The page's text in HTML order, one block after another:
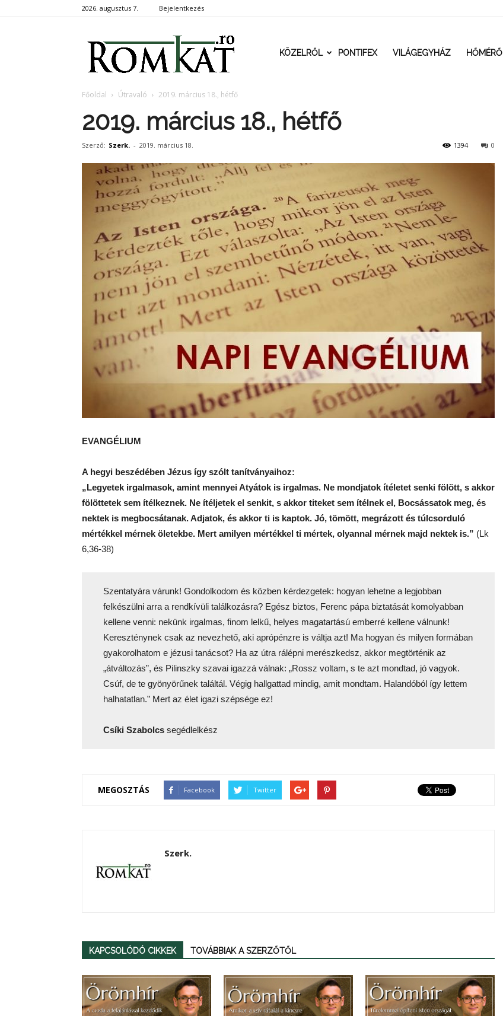
2026. augusztus 7. Bejelentkezés
RomKat.roKÖZELRŐL PONTIFEX VILÁGEGYHÁZ HŐMÉRŐ
Főoldal Útravaló 2019. március 18., hétfő
2019. március 18., hétfő
Szerző: Szerk. - 2019. március 18. 0
1394
EVANGÉLIUM
A hegyi beszédében Jézus így szólt tanítványaihoz:
„Legyetek irgalmasok, amint mennyei Atyátok is irgalmas. Ne mondjatok ítéletet senki fölött, s akkor
fölöttetek sem ítélkeznek. Ne ítéljetek el senkit, s akkor titeket sem ítélnek el, Bocsássatok meg, és
nektek is megbocsátanak. Adjatok, és akkor ti is kaptok. Jó, tömött, megrázott és túlcsorduló
mértékkel mérnek öletekbe. Mert amilyen mértékkel ti mértek, olyannal mérnek majd nektek is.” (Lk
6,36-38)
Szentatyára várunk! Gondolkodom és közben kérdezgetek: hogyan lehetne a legjobban
felkészülni arra a rendkívüli találkozásra? Egész biztos, Ferenc pápa biztatását komolyabban
kellene venni: nekünk irgalmas, finom lelkű, helyes magatartású emberré kellene válnunk!
Kereszténynek csak az nevezhető, aki aprópénzre is váltja azt! Ma hogyan és milyen formában
gyakorolhatom e jézusi tanácsot? Ha az útra rálépni merészkedsz, akkor megtörténik az
„átváltozás”, és Pilinszky szavai igazzá válnak: „Rossz voltam, s te azt mondtad, jó vagyok.
Csúf, de te gyönyörűnek találtál. Végig hallgattad mindig, amit mondtam. Halandóból így lettem
halhatatlan.” Mert az élet igazi szépsége ez!
Csíki Szabolcssegédlelkész
MEGOSZTÁS Facebook Twitter
Szerk.
KAPCSOLÓDÓ CIKKEK TOVÁBBIAK A SZERZŐTŐL